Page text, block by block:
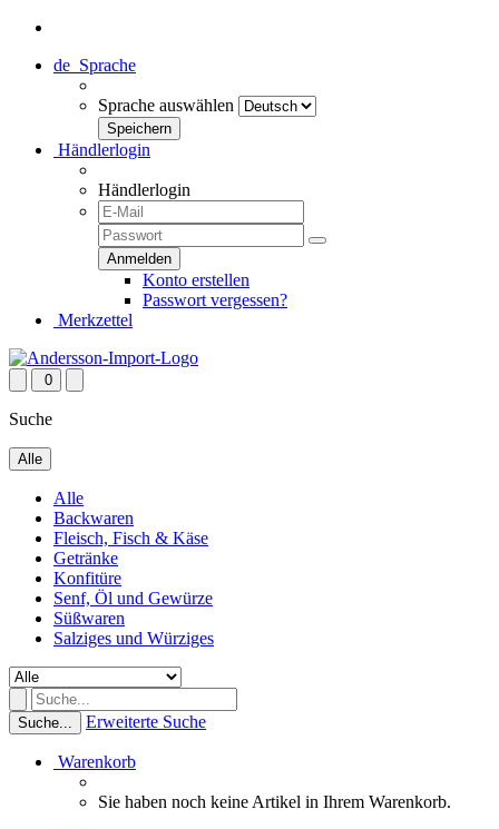
de Sprache
Sprache auswählen
Händlerlogin
Händlerlogin
Konto erstellen
Passwort vergessen?
Merkzettel
0
Suche
Alle
Alle
Backwaren
Fleisch, Fisch & Käse
Getränke
Konfitüre
Senf, Öl und Gewürze
Süßwaren
Salziges und Würziges
Suche... Erweiterte Suche
Warenkorb
Sie haben noch keine Artikel in Ihrem Warenkorb.